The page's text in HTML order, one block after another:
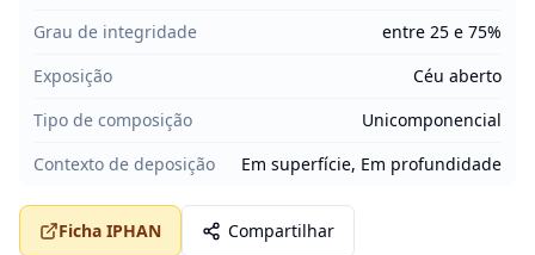
Grau de integridade
entre 25 e 75%
Exposição
Céu aberto
Tipo de composição
Unicomponencial
Contexto de deposição
Em superfície, Em profundidade
Ficha IPHAN Compartilhar